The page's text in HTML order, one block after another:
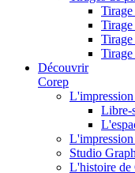
Tirage
Tirage
Découvrir
Corep
Libre-
Studio
L'histoire de